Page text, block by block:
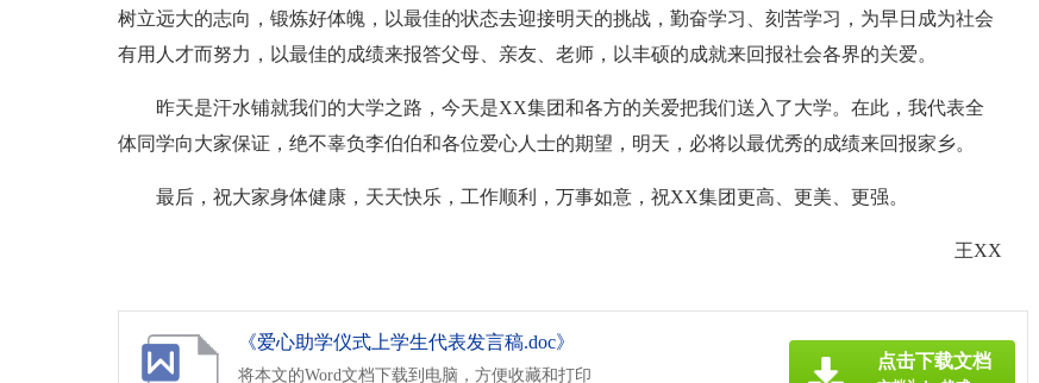
树立远大的志向，锻炼好体魄，以最佳的状态去迎接明天的挑战，勤奋学习、刻苦学习，为早日成为社会
有用人才而努力，以最佳的成绩来报答父母、亲友、老师，以丰硕的成就来回报社会各界的关爱。
昨天是汗水铺就我们的大学之路，今天是XX集团和各方的关爱把我们送入了大学。在此，我代表全
体同学向大家保证，绝不辜负李伯伯和各位爱心人士的期望，明天，必将以最优秀的成绩来回报家乡。
最后，祝大家身体健康，天天快乐，工作顺利，万事如意，祝XX集团更高、更美、更强。
王XX
《爱心助学仪式上学生代表发言稿.doc》
将本文的Word文档下载到电脑，方便收藏和打印
点击下载文档